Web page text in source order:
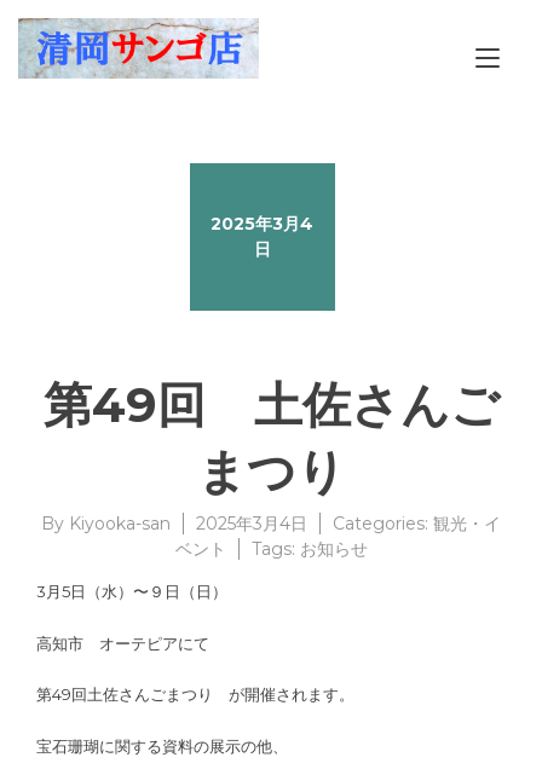
content
2025年3月4
日
第49回 土佐さんご
まつり
By Kiyooka-san 2025年3月4日 Categories: 観光・イ
ベント
Tags: お知らせ
3月5日（水）〜９日（日）
高知市 オーテピアにて
第49回土佐さんごまつり が開催されます。
宝石珊瑚に関する資料の展示の他、